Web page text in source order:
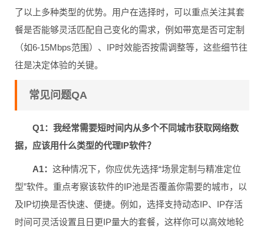
了以上多种类型的优势。用户在选择时，可以重点关注其套
餐是否能够灵活匹配自己变化的需求，例如带宽是否可定制
（如6-15Mbps范围）、IP时效能否按需调整等，这些细节往
往是决定体验的关键。
常见问题QA
Q1：我经常需要短时间内从多个不同城市获取网络数
据，应该用什么类型的代理IP软件？
A1： 这种情况下，你应优先选择“场景定制与精准定位
型”软件。重点考察该软件的IP池是否覆盖你需要的城市，以
及IP切换是否快速、便捷。例如，选择支持动态IP、IP存活
时间可灵活设置且日更IP量大的套餐，这样你可以高效地轮